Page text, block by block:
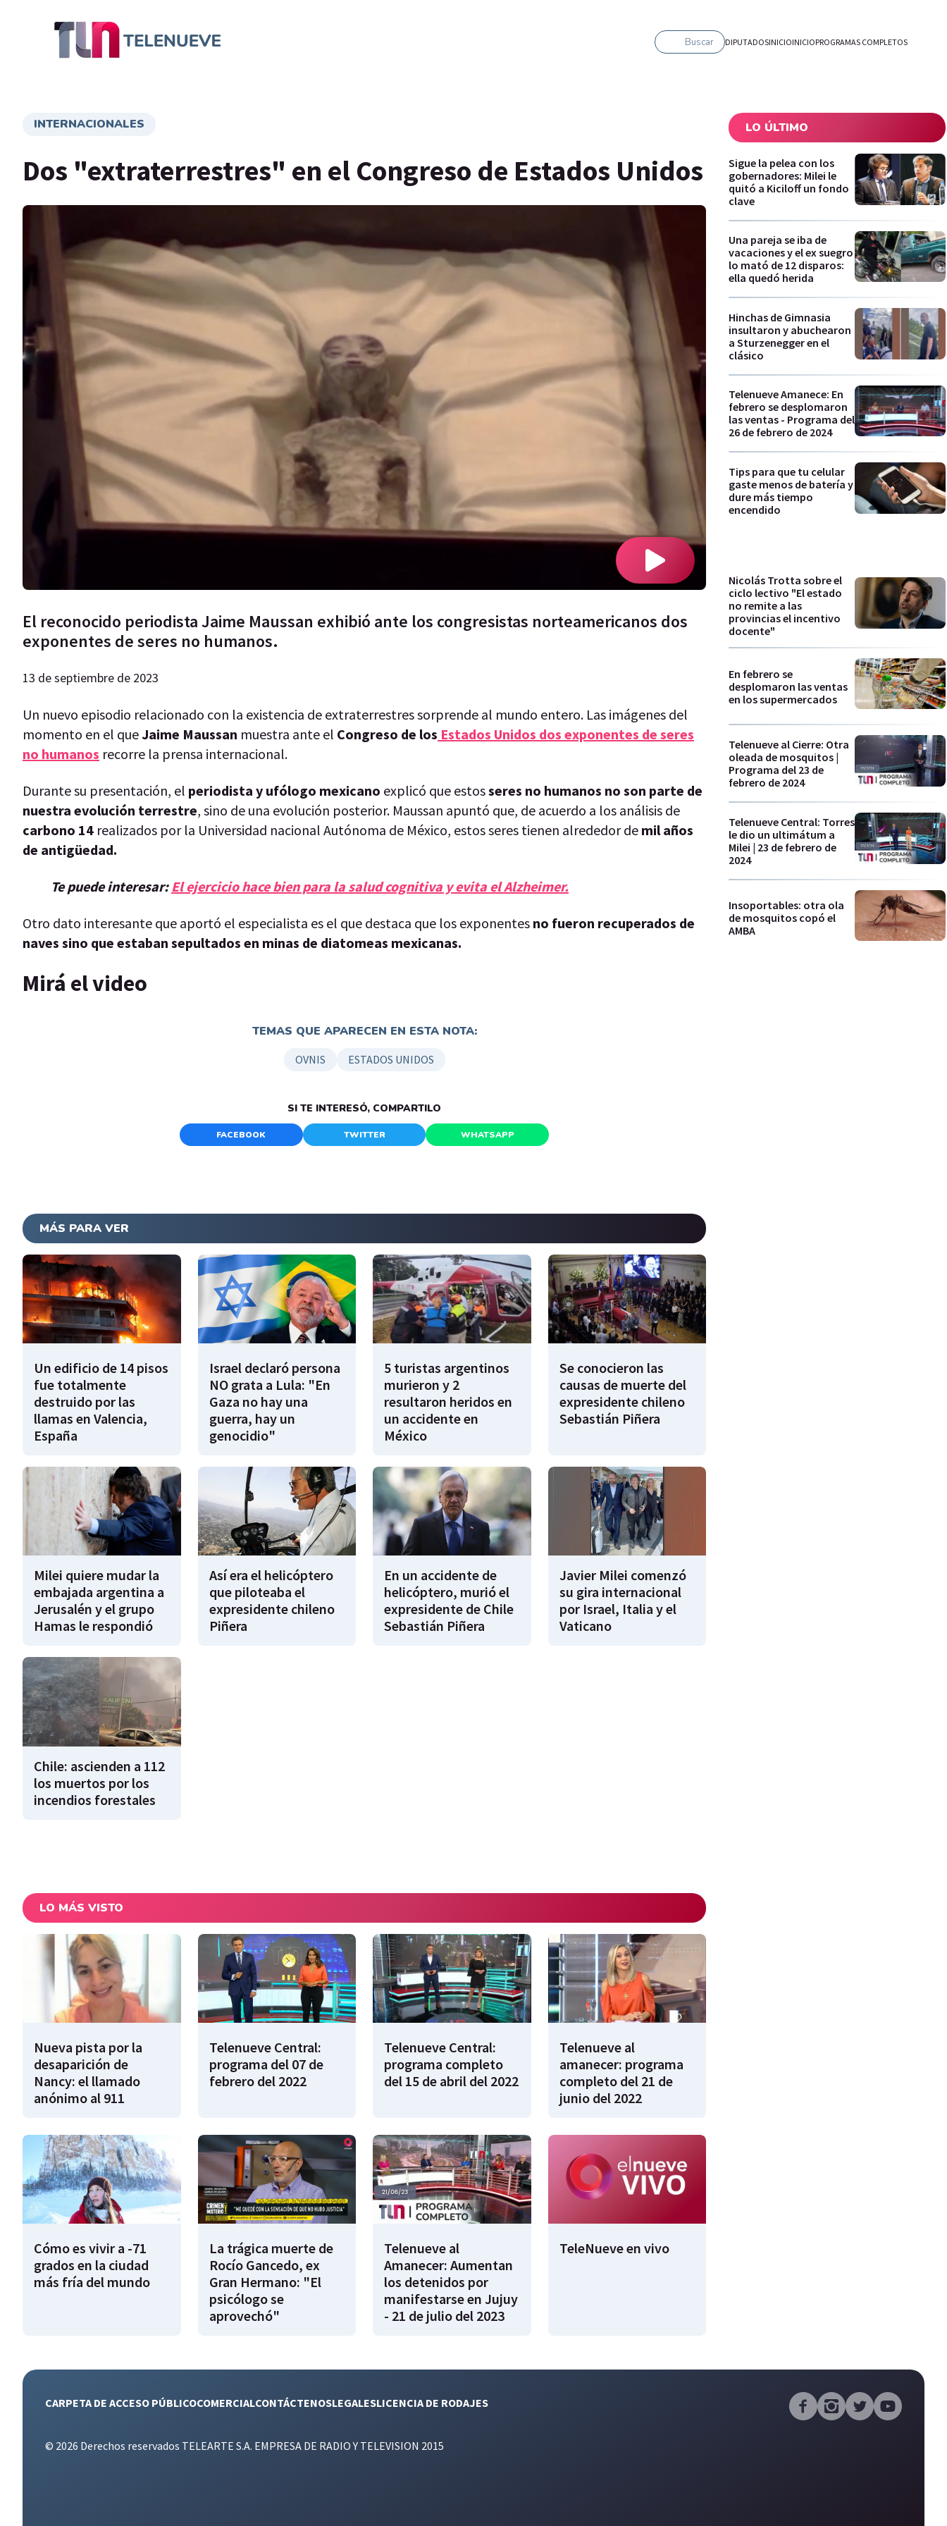
Buscar DIPUTADOSINICIOINICIOPROGRAMAS COMPLETOS
INTERNACIONALES
Dos "extraterrestres" en el Congreso de Estados Unidos
El reconocido periodista Jaime Maussan exhibió ante los congresistas norteamericanos dos
exponentes de seres no humanos.
13 de septiembre de 2023
Un nuevo episodio relacionado con la existencia de extraterrestres sorprende al mundo entero. Las imágenes del
momento en el queJaime Maussan muestra ante el Congreso de los Estados Unidos dos exponentes de seres
no humanos recorre la prensa internacional.
Durante su presentación, el periodista y ufólogo mexicano explicó que estosseres no humanos no son parte de
nuestra evolución terrestre, sino de una evolución posterior. Maussan apuntó que, de acuerdo a los análisis de
carbono 14 realizados por la Universidad nacional Autónoma de México, estos seres tienen alrededor de mil años
de antigüedad.
Te puede interesar: El ejercicio hace bien para la salud cognitiva y evita el Alzheimer.
Otro dato interesante que aportó el especialista es el que destaca que los exponentes no fueron recuperados de
naves sino que estaban sepultados en minas de diatomeas mexicanas.
Mirá el video
TEMAS QUE APARECEN EN ESTA NOTA:
OVNIS ESTADOS UNIDOS
SI TE INTERESÓ, COMPARTILO
FACEBOOK TWITTER WHATSAPP
MÁS PARA VER
Un edificio de 14 pisos
fue totalmente
destruido por las
llamas en Valencia,
España
Israel declaró persona
NO grata a Lula: "En
Gaza no hay una
guerra, hay un
genocidio"
5 turistas argentinos
murieron y 2
resultaron heridos en
un accidente en
México
Se conocieron las
causas de muerte del
expresidente chileno
Sebastián Piñera
Milei quiere mudar la
embajada argentina a
Jerusalén y el grupo
Hamas le respondió
Así era el helicóptero
que piloteaba el
expresidente chileno
Piñera
En un accidente de
helicóptero, murió el
expresidente de Chile
Sebastián Piñera
Javier Milei comenzó
su gira internacional
por Israel, Italia y el
Vaticano
Chile: ascienden a 112
los muertos por los
incendios forestales
LO MÁS VISTO
Nueva pista por la
desaparición de
Nancy: el llamado
anónimo al 911
Telenueve Central:
programa del 07 de
febrero del 2022
Telenueve Central:
programa completo
del 15 de abril del 2022
Telenueve al
amanecer: programa
completo del 21 de
junio del 2022
Cómo es vivir a -71
grados en la ciudad
más fría del mundo
La trágica muerte de
Rocío Gancedo, ex
Gran Hermano: "El
psicólogo se
aprovechó"
Telenueve al
Amanecer: Aumentan
los detenidos por
manifestarse en Jujuy
- 21 de julio del 2023
TeleNueve en vivo
LO ÚLTIMO
Sigue la pelea con los
gobernadores: Milei le
quitó a Kiciloff un fondo
clave
Una pareja se iba de
vacaciones y el ex suegro
lo mató de 12 disparos:
ella quedó herida
Hinchas de Gimnasia
insultaron y abuchearon
a Sturzenegger en el
clásico
Telenueve Amanece: En
febrero se desplomaron
las ventas - Programa del
26 de febrero de 2024
Tips para que tu celular
gaste menos de batería y
dure más tiempo
encendido
Nicolás Trotta sobre el
ciclo lectivo "El estado
no remite a las
provincias el incentivo
docente"
En febrero se
desplomaron las ventas
en los supermercados
Telenueve al Cierre: Otra
oleada de mosquitos |
Programa del 23 de
febrero de 2024
Telenueve Central: Torres
le dio un ultimátum a
Milei | 23 de febrero de
2024
Insoportables: otra ola
de mosquitos copó el
AMBA
CARPETA DE ACCESO PÚBLICOCOMERCIALCONTÁCTENOSLEGALESLICENCIA DE RODAJES
© 2026 Derechos reservados TELEARTE S.A. EMPRESA DE RADIO Y TELEVISION 2015